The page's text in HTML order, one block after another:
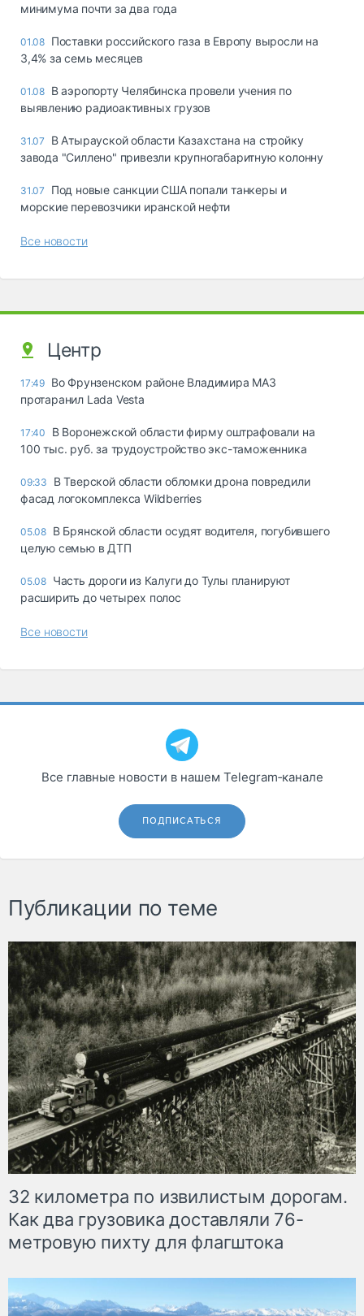
минимума почти за два года
01.08 Поставки российского газа в Европу выросли на
3,4% за семь месяцев
01.08 В аэропорту Челябинска провели учения по
выявлению радиоактивных грузов
31.07
В Атырауской области Казахстана на стройку
завода "Силлено" привезли крупногабаритную колонну
31.07
Под новые санкции США попали танкеры и
морские перевозчики иранской нефти
Все новости
Центр
17:49 Во Фрунзенском районе Владимира МАЗ
протаранил Lada Vesta
17:40
В Воронежской области фирму оштрафовали на
100 тыс. руб. за трудоустройство экс-таможенника
09:33
В Тверской области обломки дрона повредили
фасад логокомплекса Wildberries
05.08 В Брянской области осудят водителя, погубившего
целую семью в ДТП
05.08 Часть дороги из Калуги до Тулы планируют
расширить до четырех полос
Все новости
Все главные новости в нашем Telegram‑канале
ПОДПИСАТЬСЯ
Публикации по теме
32 километра по извилистым дорогам.
Как два грузовика доставляли 76-
метровую пихту для флагштока